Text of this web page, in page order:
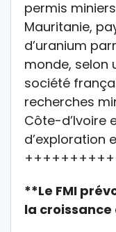
permis
Mauritanie,
d’uranium
monde, selon
société
recherches
Côte-d’Ivoire
d’exploration
**Le FMI
la croissance